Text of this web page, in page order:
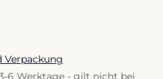
Verpackung
6 Werktage - gilt nicht bei